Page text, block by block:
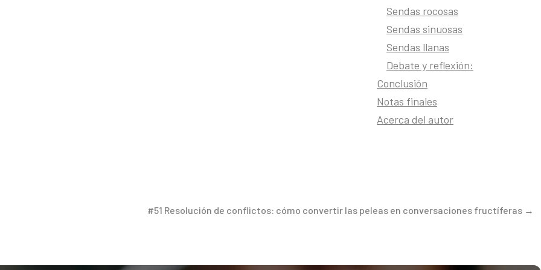
Sendas rocosas
Sendas sinuosas
Sendas llanas
Debate y reflexión:
Conclusión
Notas finales
Acerca del autor
#51 Resolución de conflictos: cómo convertir las peleas en conversaciones fructíferas →